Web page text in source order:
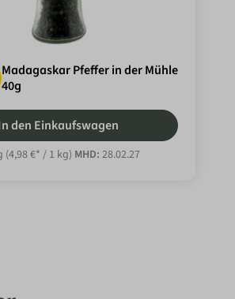
Madagaskar Pfeffer in der Mühle
40g
den Einkaufswagen
(4,98 €* / 1 kg) MHD: 28.02.27